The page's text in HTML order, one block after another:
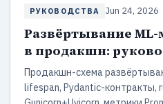
РУКОВОДСТВА Jun 24, 2026
Развёртывание ML-
в продакшн:
Продакшн-схема
lifespan, Pydantic-контракты,